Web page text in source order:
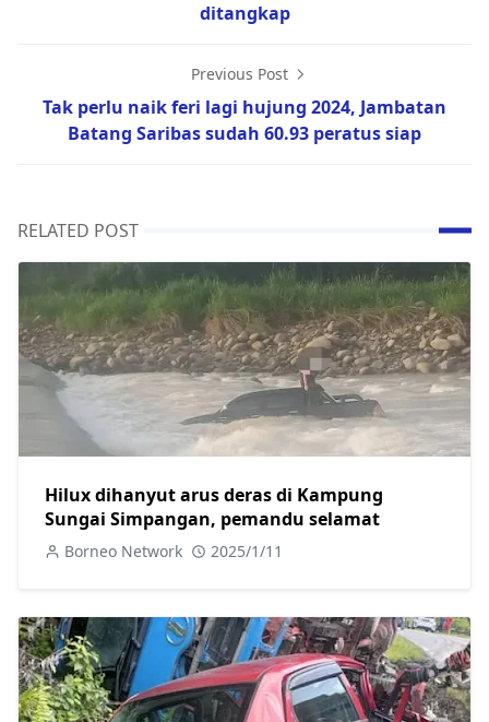
ditangkap
Previous Post
Tak perlu naik feri lagi hujung 2024, Jambatan
Batang Saribas sudah 60.93 peratus siap
RELATED POST
Hilux dihanyut arus deras di Kampung
Sungai Simpangan, pemandu selamat
Borneo Network 2025/1/11